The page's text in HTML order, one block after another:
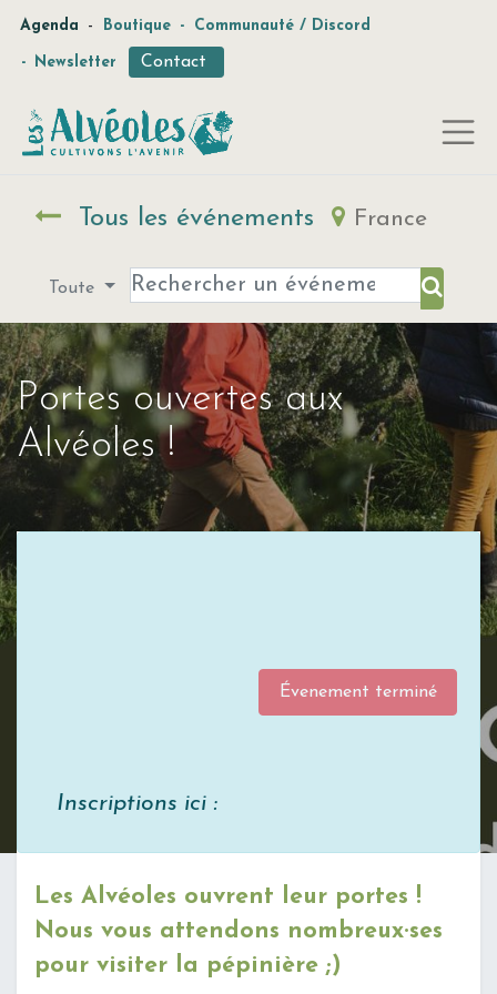
Agenda - Boutique - Communauté / Discord
- Newsletter Contact
Tous les événements France
Toute
Portes ouvertes aux
Alvéoles !
Inscriptions ici :
Évenement terminé
Les Alvéoles ouvrent leur portes !
Nous vous attendons nombreux·ses
pour visiter la pépinière ;)